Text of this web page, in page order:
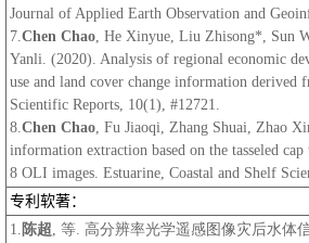
Journal of Applied Earth Observation and
7.Chen Chao, He Xinyue, Liu Zhisong*, Sun
Yanli. (2020). Analysis of regional economic
use and land cover change information derived
Scientific Reports, 10(1), #12721.
8.Chen Chao, Fu Jiaoqi, Zhang Shuai, Zhao
information extraction based on the tasseled
8 OLI images. Estuarine, Coastal and Shelf
专利软著：
1. 陈超, 等. 高分辨率光学遥感图像灾后水体